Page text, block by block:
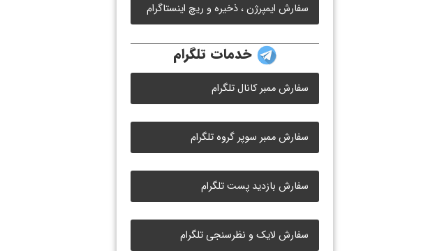
سفارش ایمپرژن ، ذخیره و ریچ اینستاگرام
خدمات تلگرام
سفارش ممبر کانال تلگرام
سفارش ممبر سوپر گروه تلگرام
سفارش بازدید پست تلگرام
سفارش لایک و نظرسنجی تلگرام